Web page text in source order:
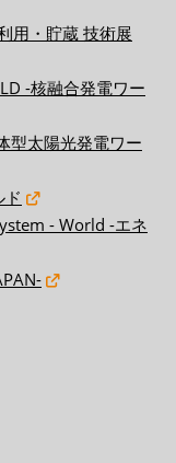
用・貯蔵 技術展
-核融合発電ワー
型太陽光発電ワー
- World -エネ